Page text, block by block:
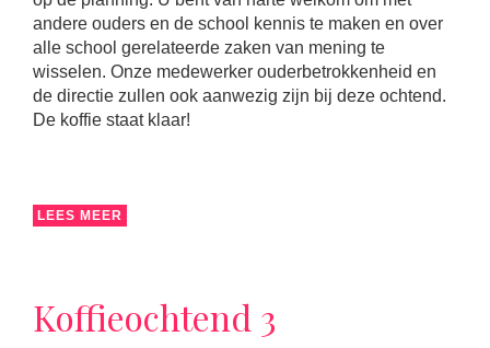
andere ouders en de school kennis te maken en over
alle school gerelateerde zaken van mening te
wisselen. Onze medewerker ouderbetrokkenheid en
de directie zullen ook aanwezig zijn bij deze ochtend.
De koffie staat klaar!
LEES MEER
Koffieochtend 3